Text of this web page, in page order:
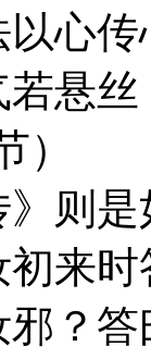
心
悬
）
是
来
？